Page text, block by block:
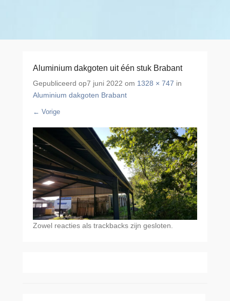
Aluminium dakgoten uit één stuk Brabant
Gepubliceerd op7 juni 2022 om 1328 × 747 in
Aluminium dakgoten Brabant
← Vorige
Zowel reacties als trackbacks zijn gesloten.